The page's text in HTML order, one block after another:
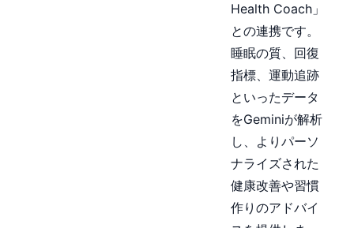
Health Coach」
との連携です。
睡眠の質、回復
指標、運動追跡
といったデータ
をGeminiが解析
し、よりパーソ
ナライズされた
健康改善や習慣
作りのアドバイ